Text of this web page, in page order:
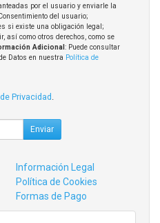
por el usuario y enviarle la
del usuario;
si existe una obligación legal;
así como otros derechos, como se
Adicional : Puede consultar
Datos en nuestra Política de
Privacidad
Enviar
Información Legal
Política de Cookies
Formas de Pago